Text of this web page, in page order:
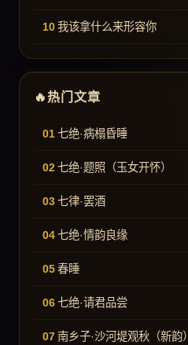
我该拿什么来形容你
热门文章
七绝·病榻昏睡
七绝·题照（玉女开怀）
七律·罢酒
七绝·情韵良缘
春睡
七绝·请君品尝
南乡子·沙河堤观秋（新韵）